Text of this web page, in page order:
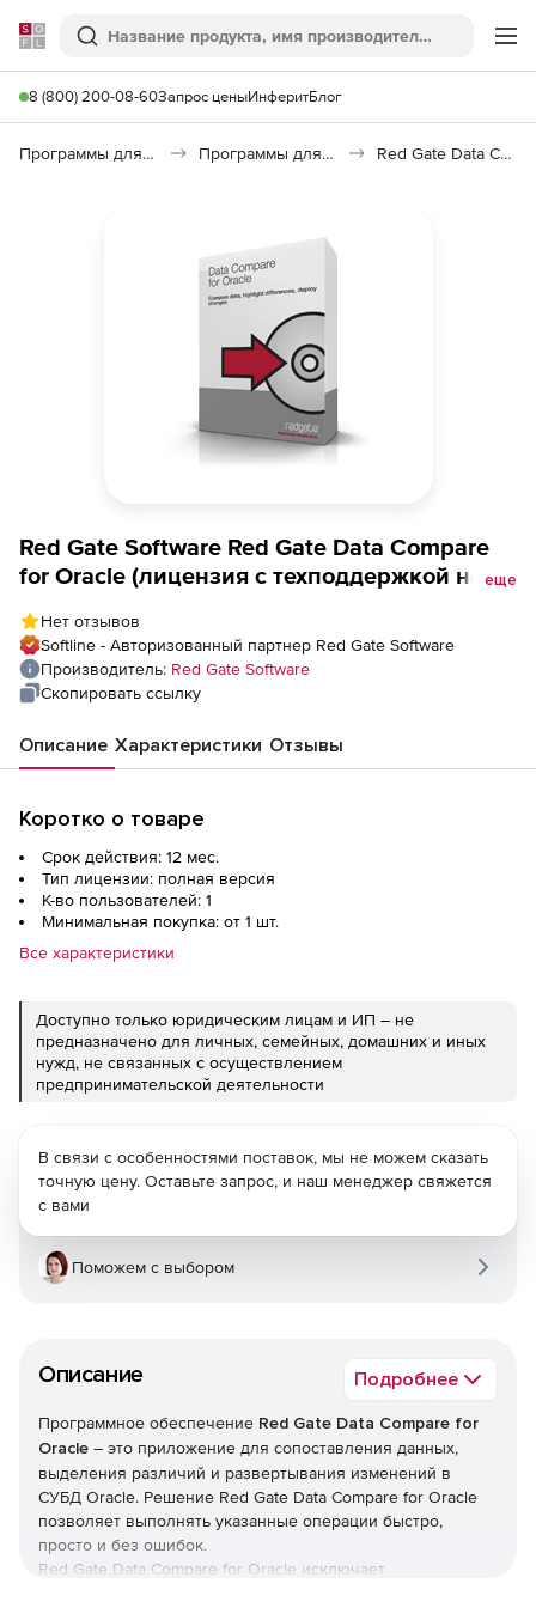
Softline
Поиск
8 (800) 200-08-60Запрос ценыИнферитБлог
Программы для программирования Программы для работы с базами данных Red Gate Data Compare for Oracle
Red Gate Software Red Gate Data Compare
for Oracle (лицензия с техподдержкой на 1еще
Нет отзывов
Softline - Авторизованный партнер Red Gate Software
Производитель: Red Gate Software
Скопировать ссылку
Описание Характеристики Отзывы
Коротко о товаре
Срок действия: 12 мес.
Тип лицензии: полная версия
К-во пользователей: 1
Минимальная покупка: от 1 шт.
Все характеристики
Доступно только юридическим лицам и ИП – не
предназначено для личных, семейных, домашних и иных
нужд, не связанных с осуществлением
предпринимательской деятельности
Описание Подробнее
Программное обеспечение Red Gate Data Compare for
Oracle – это приложение для сопоставления данных,
выделения различий и развертывания изменений в
СУБД Oracle. Решение Red Gate Data Compare for Oracle
позволяет выполнять указанные операции быстро,
просто и без ошибок.
Red Gate Data Compare for Oracle исключает
В связи с особенностями поставок, мы не можем сказать
точную цену. Оставьте запрос, и наш менеджер свяжется
с вами
Поможем с выбором